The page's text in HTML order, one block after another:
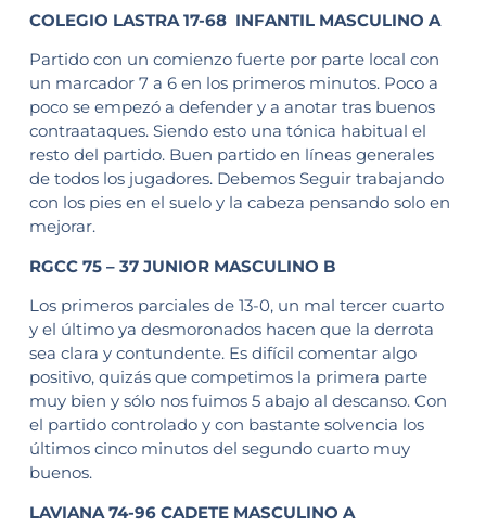
COLEGIO LASTRA 17-68 INFANTIL MASCULINO A
Partido con un comienzo fuerte por parte local con
un marcador 7 a 6 en los primeros minutos. Poco a
poco se empezó a defender y a anotar tras buenos
contraataques. Siendo esto una tónica habitual el
resto del partido. Buen partido en líneas generales
de todos los jugadores. Debemos Seguir trabajando
con los pies en el suelo y la cabeza pensando solo en
mejorar.
RGCC 75 – 37 JUNIOR MASCULINO B
Los primeros parciales de 13-0, un mal tercer cuarto
y el último ya desmoronados hacen que la derrota
sea clara y contundente. Es difícil comentar algo
positivo, quizás que competimos la primera parte
muy bien y sólo nos fuimos 5 abajo al descanso. Con
el partido controlado y con bastante solvencia los
últimos cinco minutos del segundo cuarto muy
buenos.
LAVIANA 74-96 CADETE MASCULINO A